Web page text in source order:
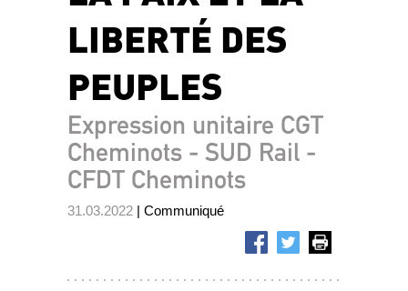
LIBERTÉ DES
PEUPLES
Expression unitaire CGT
Cheminots - SUD Rail -
CFDT Cheminots
31.03.2022 | Communiqué